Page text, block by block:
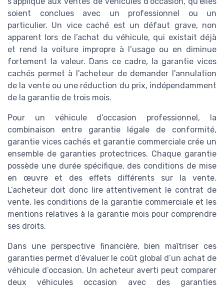
soient conclues avec un professionnel ou un
particulier. Un vice caché est un défaut grave, non
apparent lors de l’achat du véhicule, qui existait déjà
et rend la voiture impropre à l’usage ou en diminue
fortement la valeur. Dans ce cadre, la garantie vices
cachés permet à l’acheteur de demander l’annulation
de la vente ou une réduction du prix, indépendamment
de la garantie de trois mois.
Pour un véhicule d’occasion professionnel, la
combinaison entre garantie légale de conformité,
garantie vices cachés et garantie commerciale crée un
ensemble de garanties protectrices. Chaque garantie
possède une durée spécifique, des conditions de mise
en œuvre et des effets différents sur la vente.
L’acheteur doit donc lire attentivement le contrat de
vente, les conditions de la garantie commerciale et les
mentions relatives à la garantie mois pour comprendre
ses droits.
Dans une perspective financière, bien maîtriser ces
garanties permet d’évaluer le coût global d’un achat de
véhicule d’occasion. Un acheteur averti peut comparer
deux véhicules occasion avec des garanties